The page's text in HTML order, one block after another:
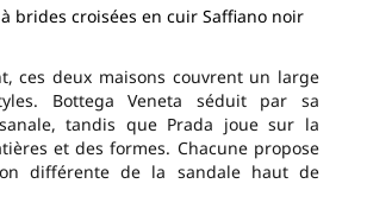
brides croisées en cuir Saffiano noir
ces deux maisons couvrent un large
Bottega Veneta séduit par sa
tandis que Prada joue sur la
et des formes. Chacune propose
différente de la sandale haut de